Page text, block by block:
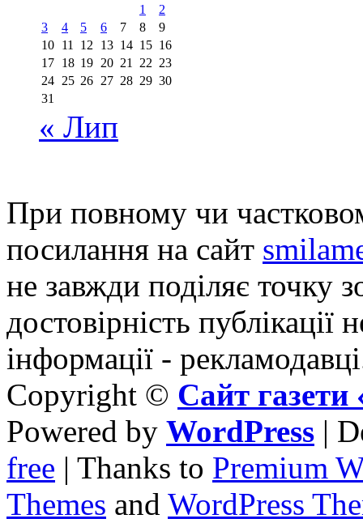
1
2
3
4 5 6 7 8
9
10 11 12 13 14 15 16
17 18 19 20 21 22 23
24 25 26 27 28 29 30
31
« Лип
При повному чи
посилання на сайт
не завжди поділяє точку
достовірність публікації
інформації -
Copyright © Сайт
Powered by WordPress |
free | Thanks to Premium
Themes and WordPress